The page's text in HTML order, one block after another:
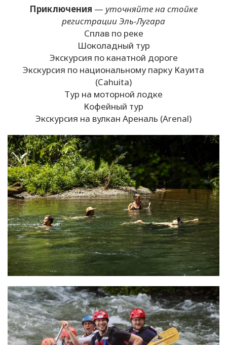
Приключения — уточняйте на стойке
регистрации Эль-Лугара
Сплав по реке
Шоколадный тур
Экскурсия по канатной дороге
Экскурсия по национальному парку Кауита
(Cahuita)
Тур на моторной лодке
Кофейный тур
Экскурсия на вулкан Ареналь (Arenal)